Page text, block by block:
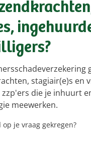
stagiair(e)s en
die je inhuurt
meewerken.
je vraag gekregen?